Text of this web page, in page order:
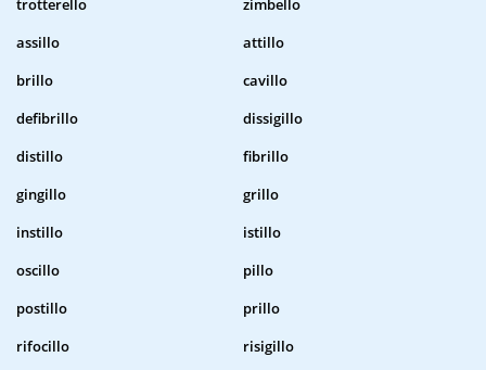
trotterello
zimbello
assillo
attillo
brillo
cavillo
defibrillo
dissigillo
distillo
fibrillo
gingillo
grillo
instillo
istillo
oscillo
pillo
postillo
prillo
rifocillo
risigillo